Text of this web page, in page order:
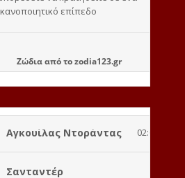
Ζώδιααπό τοzodia123.gr